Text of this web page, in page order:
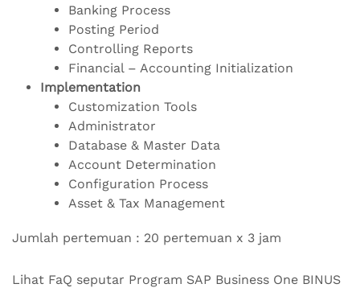
Banking Process
Posting Period
Controlling Reports
Financial – Accounting Initialization
Implementation
Customization Tools
Administrator
Database & Master Data
Account Determination
Configuration Process
Asset & Tax Management
Jumlah pertemuan : 20 pertemuan x 3 jam
Lihat FaQ seputar Program SAP Business One BINUS